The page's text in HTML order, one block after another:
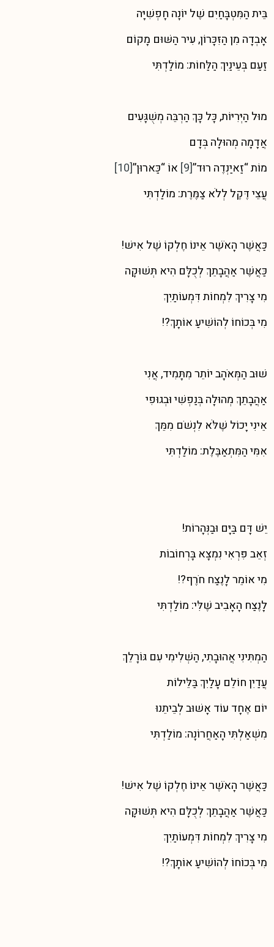
בֵּית הַמִּטְבָּחַיִם שֶׁל יוֹנָה חָפְשִׁיָּה
אָבְדָה מִן הַזִּכָּרוֹן, עִיר הַשּׁוּם מָקוֹם
זַעַם בְּעֵינַיִךְ הַלַּחוֹת: מוֹלַדְתִּי
מוּל הַיְּרִיּוֹת, כָּל כָּךְ הַרְבֵּה מְשֻׁגָּעִים
אֲדָמָה מְהוּלָה בְּדָם
מוֹת “זַאיַנְדֶה רוּד”[9] אוֹ “כַּארוּן”[10]
עֲצֵי דֶּקֶל לְלֹא צַמֶּרֶת: מוֹלַדְתִּי
כַּאֲשֶׁר הָאֹשֶׁר אֵינוֹ חֶלְקוֹ שֶׁל אִישׁ!
כַּאֲשֶׁר אַהֲבָתֵךְ לְכֻלָּם הִיא תְּשׁוּקָה
מִי צָרִיךְ לִמְחוֹת דִּמְעוֹתַיִךְ
מִי בְּכוֹחוֹ לְהוֹשִׁיעַ אוֹתָךְ?!
שׁוּב הַמְּאֹהָב יוֹתֵר מִתָּמִיד, אֲנִי
אַהֲבָתֵךְ מְהוּלָה בְּנַפְשִׁי וּבְגוּפִי
אֵינִי יָכוֹל שֶׁלֹּא לִנְשֹׁם מִמֵּךְ
אִמִּי הַמִּתְאַבֶּלֶת: מוֹלַדְתִּי
יֵשׁ דָּם בַּיָּם וּבַנְּהָרוֹת!
זְאֵב פִּרְאִי נִמְצָא בָּרְחוֹבוֹת
מִי אוֹמֵר לָנֶצַח חֹרֶף?!
לָנֶצַח הָאָבִיב שֶׁלִּי: מוֹלַדְתִּי
הַמְתִּינִי אֲהוּבָתִי, הַשְׁלִימִי עִם גּוֹרָלֵךְ
עֲדַיִן חוֹלֵם עָלַיִךְ בַּלֵּילוֹת
יוֹם אֶחָד עוֹד אָשׁוּב לְבֵיתֵנוּ
מִשְׁאַלְתִּי הָאַחֲרוֹנָה: מוֹלַדְתִּי
כַּאֲשֶׁר הָאֹשֶׁר אֵינוֹ חֶלְקוֹ שֶׁל אִישׁ!
כַּאֲשֶׁר אַהֲבָתֵךְ לְכֻלָּם הִיא תְּשׁוּקָה
מִי צָרִיךְ לִמְחוֹת דִּמְעוֹתַיִךְ
מִי בְּכוֹחוֹ לְהוֹשִׁיעַ אוֹתָךְ?!